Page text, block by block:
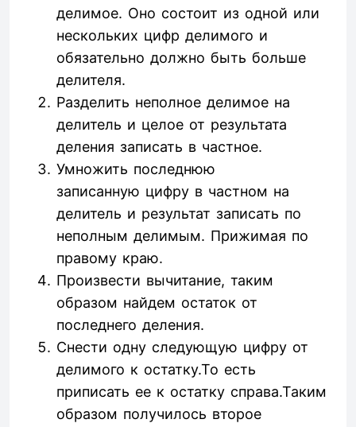
делимое. Оно состоит из одной или
нескольких цифр делимого и
обязательно должно быть больше
делителя.
Разделить неполное делимое на
делитель и целое от результата
деления записать в частное.
Умножить последнюю
записанную цифру в частном на
делитель и результат записать по
неполным делимым. Прижимая по
правому краю.
Произвести вычитание, таким
образом найдем остаток от
последнего деления.
Снести одну следующую цифру от
делимого к остатку.То есть
приписать ее к остатку справа.Таким
образом получилось второе